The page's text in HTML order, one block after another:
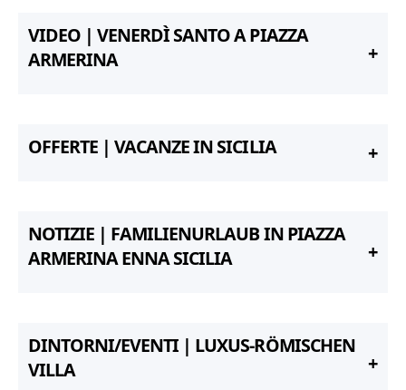
VIDEO | VENERDÌ SANTO A PIAZZA
ARMERINA
OFFERTE | VACANZE IN SICILIA
NOTIZIE | FAMILIENURLAUB IN PIAZZA
ARMERINA ENNA SICILIA
DINTORNI/EVENTI | LUXUS-RÖMISCHEN
VILLA